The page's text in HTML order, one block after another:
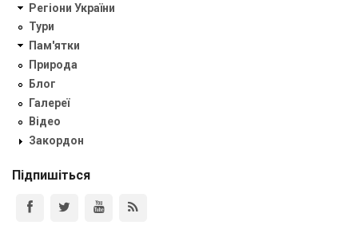
Регіони України
Тури
Пам'ятки
Природа
Блог
Галереї
Відео
Закордон
Підпишіться